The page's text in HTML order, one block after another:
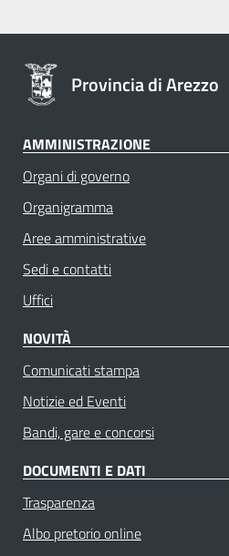
Provincia di Arezzo
AMMINISTRAZIONE
Organi di governo
Organigramma
Aree amministrative
Sedi e contatti
Uffici
NOVITÀ
Comunicati stampa
Notizie ed Eventi
Bandi, gare e concorsi
DOCUMENTI E DATI
Trasparenza
Albo pretorio online